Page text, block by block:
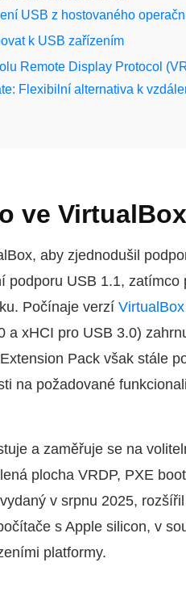
USB z hostovaného
k USB zařízením
Remote Display Protocol
Flexibilní alternativa k
ve
aby zjednodušil
podporu USB 1.1,
Počínaje verzí
a xHCI pro USB 3.0)
Pack však stále
na požadované
a zaměřuje se na
plocha VRDP, PXE
v srpnu 2025,
s Apple silicon, v
platformy.